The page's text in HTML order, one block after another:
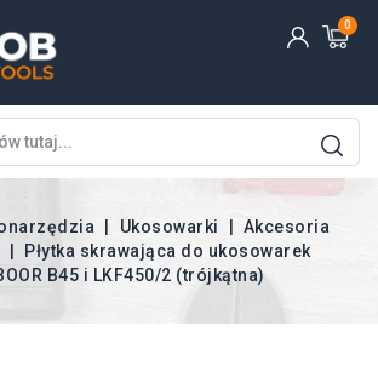
0
Ukosowarki
Akcesoria
Płytka skrawająca do ukosowarek
B45 i LKF450/2 (trójkątna)